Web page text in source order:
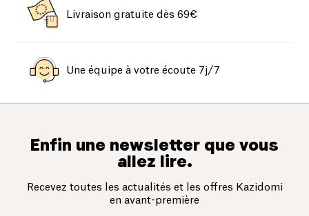
Livraison gratuite dès 69€
Une équipe à votre écoute 7j/7
Enfin une newsletter que vous
allez lire.
Recevez toutes les actualités et les offres Kazidomi
en avant-première